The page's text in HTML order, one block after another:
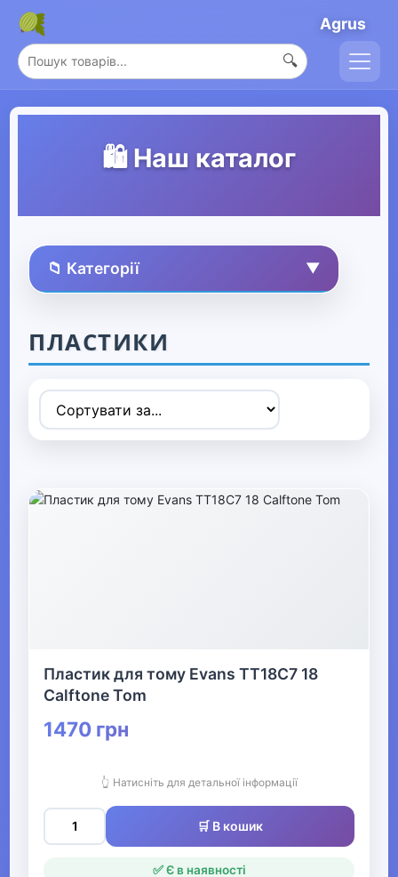
Agrus
🔍
🛍️ Наш каталог
📁 Категорії ▼
▼ Спорт та захоплення
▶
▶
▶
▶
Клавішні інструменти
ПЛАСТИКИ
Пластик для тому Evans TT18C7 18
Calftone Tom
1470 грн
👆 Натисніть для детальної інформації
🛒 В кошик
✅ Є в наявності